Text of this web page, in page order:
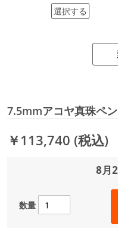
選択する
7.5mmアコヤ真珠ペ
￥113,740 (税込)
8月
数量